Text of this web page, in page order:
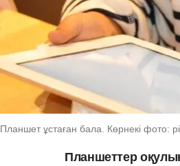
Планшет ұстаған бала. Көрнекі фото:
Планшеттер